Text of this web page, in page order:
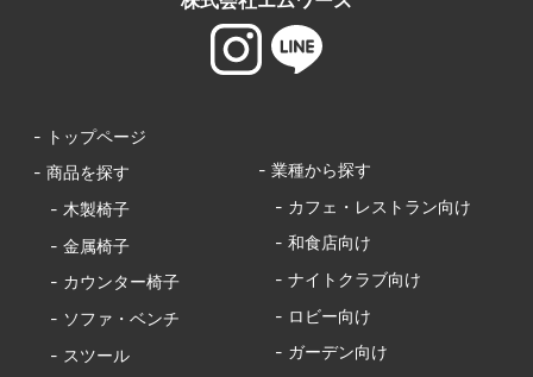
- トップページ
- 商品を探す
- 木製椅子
- 金属椅子
- カウンター椅子
- ソファ・ベンチ
- スツール
- 業種から探す
- カフェ・レストラン向け
- 和食店向け
- ナイトクラブ向け
- ロビー向け
- ガーデン向け